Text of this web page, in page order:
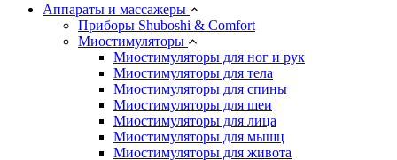
Аппараты и массажеры
Приборы Shuboshi & Comfort
Миостимуляторы
Миостимуляторы для ног и рук
Миостимуляторы для тела
Миостимуляторы для спины
Миостимуляторы для шеи
Миостимуляторы для лица
Миостимуляторы для мышц
Миостимуляторы для живота